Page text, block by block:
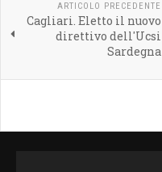
ARTICOLO PRECEDENTE
Cagliari. Eletto il nuovo
direttivo dell'Ucsi
Sardegna